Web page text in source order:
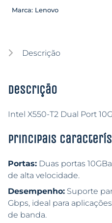
Marca: Lenovo
Descrição
Descrição
Intel X550-T2 Dual Port
Principais
Portas: Duas portas
de alta velocidade.
Desempenho: Suporte
Gbps, ideal para
de banda.